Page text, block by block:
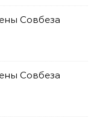
Совбеза
Совбеза